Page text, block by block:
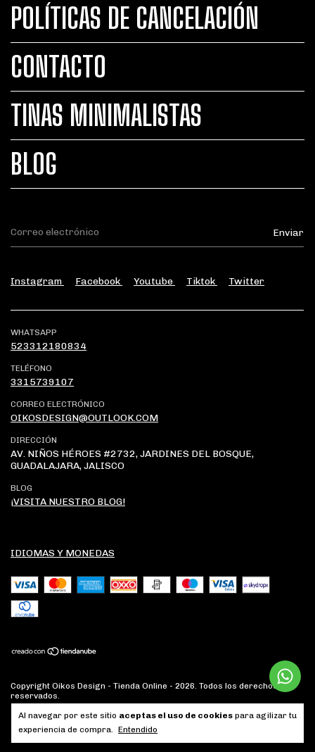
Al navegar por este sitio aceptas el uso de cookies para agilizar tu
experiencia de compra. Entendido
POLÍTICAS DE CANCELACIÓN
CONTACTO
TINAS MINIMALISTAS
BLOG
Instagram Facebook Youtube Tiktok Twitter
WHATSAPP
523312180834
TELÉFONO
3315739107
CORREO ELECTRÓNICO
OIKOSDESIGN@OUTLOOK.COM
DIRECCIÓN
AV. NIÑOS HÉROES #2732, JARDINES DEL BOSQUE,
GUADALAJARA, JALISCO
BLOG
¡VISITA NUESTRO BLOG!
IDIOMAS Y MONEDAS
Copyright Oikos Design - Tienda Online - 2026. Todos los derechos
reservados.